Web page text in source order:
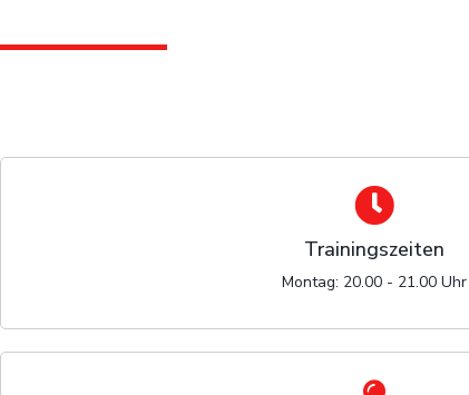
Trainingszeiten
Montag: 20.00 - 21.00 Uhr